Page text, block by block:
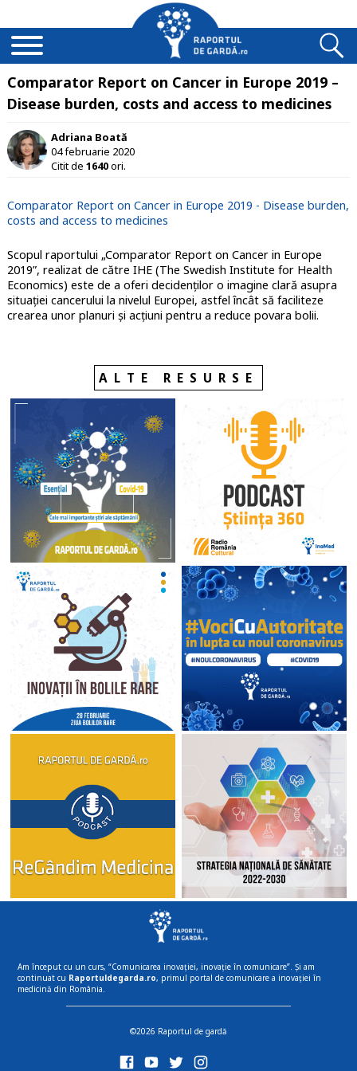
Comparator Report on Cancer in Europe 2019 –
Disease burden, costs and access to medicines
Adriana Boată
04 februarie 2020
Citit de 1640ori.
Comparator Report on Cancer in Europe 2019 - Disease burden,
costs and access to medicines
Scopul raportului „Comparator Report on Cancer in Europe
2019”, realizat de către IHE (The Swedish Institute for Health
Economics) este de a oferi decidenților o imagine clară asupra
situației cancerului la nivelul Europei, astfel încât să faciliteze
crearea unor planuri și acțiuni pentru a reduce povara bolii.
ALTE RESURSE
Am început cu un curs, “Comunicarea inovației, inovație în comunicare”. Și am
continuat cu Raportuldegarda.ro, primul portal de comunicare a inovației în
medicină din România.
©2026 Raportul de gardă